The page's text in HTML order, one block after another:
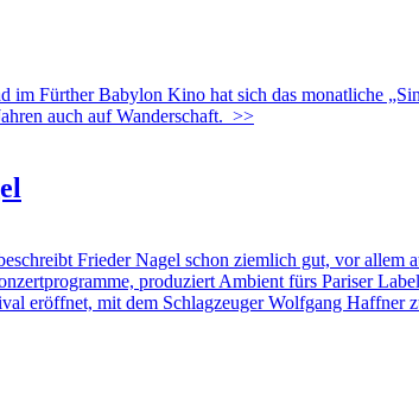
Fürther Babylon Kino hat sich das monatliche
auch auf Wanderschaft. >>
Frieder Nagel schon ziemlich gut, vor allem
produziert Ambient fürs Pariser
eröffnet, mit dem Schlagzeuger Wolfgang Haffner